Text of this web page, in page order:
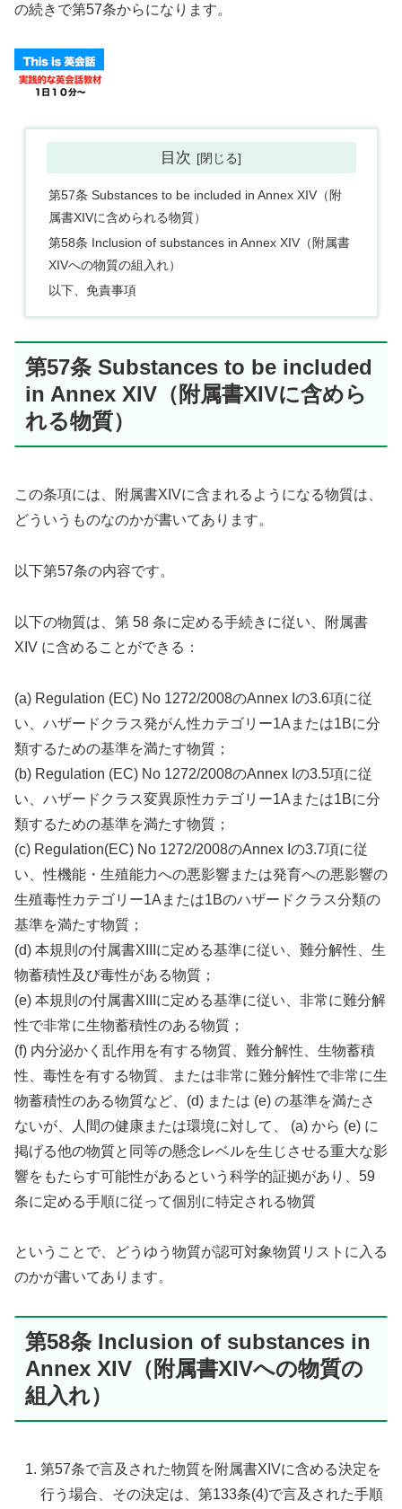
の続きで第57条からになります。
目次
第57条 Substances to be included in Annex XIV（附
属書XIVに含められる物質）
第58条 Inclusion of substances in Annex XIV（附属書
XIVへの物質の組入れ）
以下、免責事項
第57条 Substances to be included
in Annex XIV（附属書XIVに含めら
れる物質）
この条項には、附属書XIVに含まれるようになる物質は、
どういうものなのかが書いてあります。
以下第57条の内容です。
以下の物質は、第 58 条に定める手続きに従い、附属書
XIV に含めることができる：
(a) Regulation (EC) No 1272/2008のAnnex Iの3.6項に従
い、ハザードクラス発がん性カテゴリー1Aまたは1Bに分
類するための基準を満たす物質；
(b) Regulation (EC) No 1272/2008のAnnex Iの3.5項に従
い、ハザードクラス変異原性カテゴリー1Aまたは1Bに分
類するための基準を満たす物質；
(c) Regulation(EC) No 1272/2008のAnnex Iの3.7項に従
い、性機能・生殖能力への悪影響または発育への悪影響の
生殖毒性カテゴリー1Aまたは1Bのハザードクラス分類の
基準を満たす物質；
(d) 本規則の付属書XIIIに定める基準に従い、難分解性、生
物蓄積性及び毒性がある物質；
(e) 本規則の付属書XIIIに定める基準に従い、非常に難分解
性で非常に生物蓄積性のある物質；
(f) 内分泌かく乱作用を有する物質、難分解性、生物蓄積
性、毒性を有する物質、または非常に難分解性で非常に生
物蓄積性のある物質など、(d) または (e) の基準を満たさ
ないが、人間の健康または環境に対して、 (a) から (e) に
掲げる他の物質と同等の懸念レベルを生じさせる重大な影
響をもたらす可能性があるという科学的証拠があり、59
条に定める手順に従って個別に特定される物質
ということで、どうゆう物質が認可対象物質リストに入る
のかが書いてあります。
第58条 Inclusion of substances in
Annex XIV（附属書XIVへの物質の
組入れ）
第57条で言及された物質を附属書XIVに含める決定を
行う場合、その決定は、第133条(4)で言及された手順